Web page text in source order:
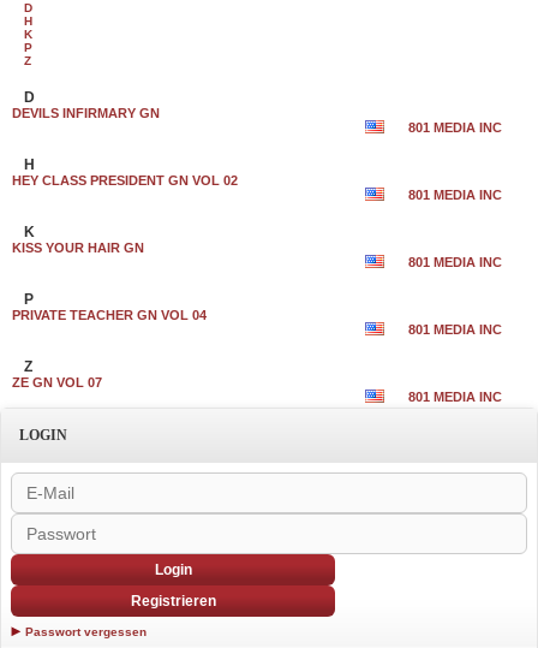
D
H
K
P
Z
D
DEVILS INFIRMARY GN
801 MEDIA INC
H
HEY CLASS PRESIDENT GN VOL 02
801 MEDIA INC
K
KISS YOUR HAIR GN
801 MEDIA INC
P
PRIVATE TEACHER GN VOL 04
801 MEDIA INC
Z
ZE GN VOL 07
801 MEDIA INC
LOGIN
Login
Registrieren
Passwort vergessen